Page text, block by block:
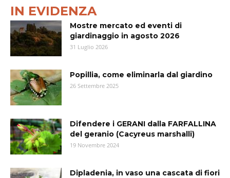
IN EVIDENZA
Mostre mercato ed eventi di
giardinaggio in agosto 2026
31 Luglio 2026
Popillia, come eliminarla dal giardino
26 Settembre 2025
Difendere i GERANI dalla FARFALLINA
del geranio (Cacyreus marshalli)
19 Novembre 2024
Dipladenia, in vaso una cascata di fiori